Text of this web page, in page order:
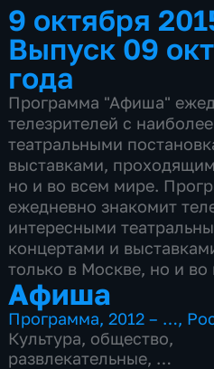
9 октября
Выпуск 09
года
Программа "Афиша"
телезрителей с
театральными
выставками,
но и во всем мире.
ежедневно знакомит
интересными
концертами и
только в Москве, но и
Афиша
Программа,2012 – …,
Культура, общество,
развлекательные,